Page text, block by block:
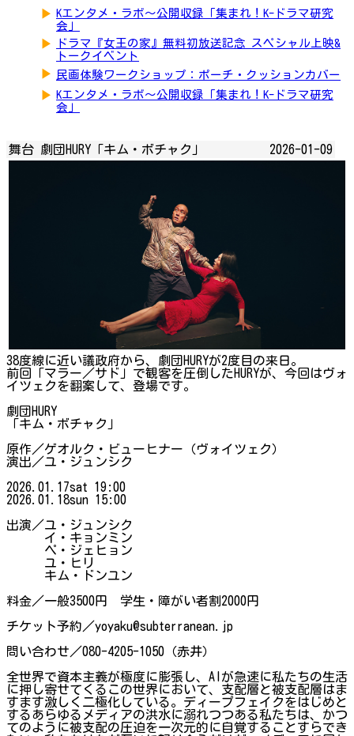
▶ Kエンタメ・ラボ～公開収録「集まれ！K-ドラマ研究
会」
▶
ドラマ『女王の家』無料初放送記念 スペシャル上映&
トークイベント
▶ 民画体験ワークショップ：ポーチ・クッションカバー
▶ Kエンタメ・ラボ～公開収録「集まれ！K-ドラマ研究
会」
舞台 劇団HURY「キム・ボチャク」 2026-01-09
38度線に近い議政府から、劇団HURYが2度目の来日。
前回「マラー／サド」で観客を圧倒したHURYが、今回はヴォ
イツェクを翻案して、登場です。
劇団HURY
「キム・ボチャク」
​原作︎︎／ゲオルク・ビューヒナー（ヴォイツェク）
演出︎／ユ・ジュンシク
2026.01.17sat 19:00
2026.01.18sun 15:00
​出演︎／ユ・ジュンシク
イ・キョンミン
ペ・ジェヒョン
ユ・ヒリ
キム・ドンユン
​料金︎／一般3500円 学生・障がい者割2000円
チケット予約︎／yoyaku@subterranean.jp
​問い合わせ／080-4205-1050（赤井）​
​全世界で資本主義が極度に膨張し、AIが急速に私たちの生活
に押し寄せてくるこの世界において、支配層と被支配層はま
すます激しく二極化している。ディープフェイクをはじめと
するあらゆるメディアの洪水に溺れつつある私たちは、かつ
てのように被支配の圧迫を一次元的に自覚することすらでき